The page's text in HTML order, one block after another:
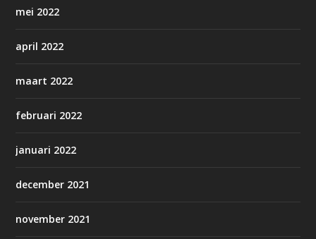
mei 2022
april 2022
maart 2022
februari 2022
januari 2022
december 2021
november 2021